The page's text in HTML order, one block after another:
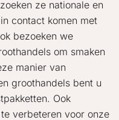
ze nationale en
contact komen met
bezoeken we
om smaken
manier van
groothandels bent u
Ook
verbeteren voor onze